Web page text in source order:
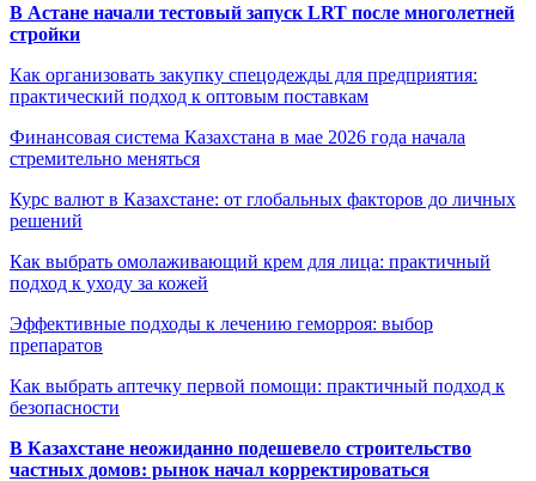
В Астане начали тестовый запуск LRT после многолетней
стройки
Как организовать закупку спецодежды для предприятия:
практический подход к оптовым поставкам
Финансовая система Казахстана в мае 2026 года начала
стремительно меняться
Курс валют в Казахстане: от глобальных факторов до личных
решений
Как выбрать омолаживающий крем для лица: практичный
подход к уходу за кожей
Эффективные подходы к лечению геморроя: выбор
препаратов
Как выбрать аптечку первой помощи: практичный подход к
безопасности
В Казахстане неожиданно подешевело строительство
частных домов: рынок начал корректироваться